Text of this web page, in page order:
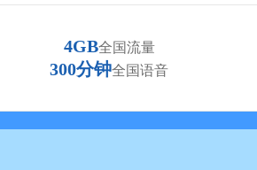
4GB全国流量
300分钟全国语音